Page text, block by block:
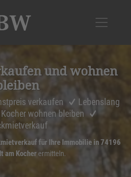
und wohnen
verkaufen
Lebenslang
wohnen bleiben
für Ihre Immobilie in 74196
am Kocherermitteln.